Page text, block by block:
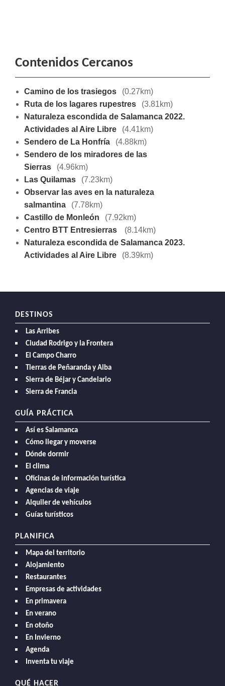
Contenidos Cercanos
Camino de los trasiegos
(0.27km)
Ruta de los lagares rupestres
(3.81km)
Naturaleza escondida de Salamanca 2022.
Actividades al Aire Libre
(4.41km)
Sendero de La Honfría
(4.88km)
Sendero de los miradores de las
Sierras
(4.96km)
Las Quilamas
(7.23km)
Observar las aves en la naturaleza
salmantina
(7.78km)
Castillo de Monleón
(7.92km)
Centro BTT Entresierras
(8.14km)
Naturaleza escondida de Salamanca 2023.
Actividades al Aire Libre
(8.39km)
DESTINOS
Las Arribes
Ciudad Rodrigo y la Frontera
El Campo Charro
Tierras de Peñaranda y Alba
Sierra de Béjar y Candelario
Sierra de Francia
GUÍA PRÁCTICA
Así es Salamanca
Cómo llegar y moverse
Dónde dormir
El clima
Oficinas de información turística
Agencias de viaje
Alquiler de vehículos
Guías turísticos
PLANIFICA
Mapa del territorio
Alojamiento
Restaurantes
Empresas de actividades
En primavera
En verano
En otoño
En Invierno
Agenda
Inventa tu viaje
QUÉ HACER